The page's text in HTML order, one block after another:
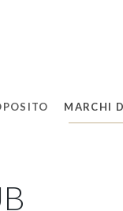
MARCHI